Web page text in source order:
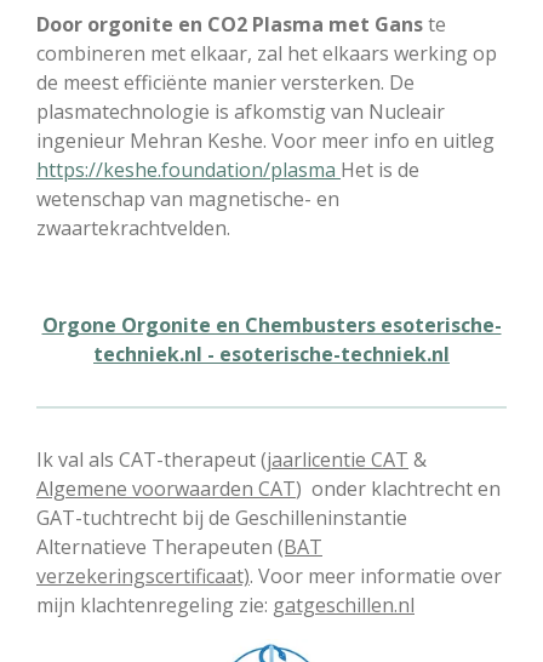
Door orgonite en CO2 Plasma met Ganste
combineren met elkaar, zal het elkaars werking op
de meest efficiënte manier versterken. De
plasmatechnologie is afkomstig van Nucleair
ingenieur Mehran Keshe. Voor meer info en uitleg
https://keshe.foundation/plasma Het is de
wetenschap van magnetische- en
zwaartekrachtvelden.
Orgone Orgonite en Chembusters esoterische-
techniek.nl - esoterische-techniek.nl
Ik val als CAT-therapeut(jaarlicentie CAT &
Algemene voorwaarden CAT) onder klachtrecht en
GAT-tuchtrecht bij de Geschilleninstantie
Alternatieve Therapeuten (BAT
verzekeringscertificaat). Voor meer informatie over
mijn klachtenregeling zie: gatgeschillen.nl